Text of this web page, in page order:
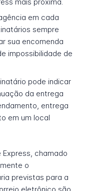
em cada
sempre
sua encomenda
impossibilidade de
pode indicar
da entrega
entrega
em um local
chamado
o
previstas para a
eletrônico são